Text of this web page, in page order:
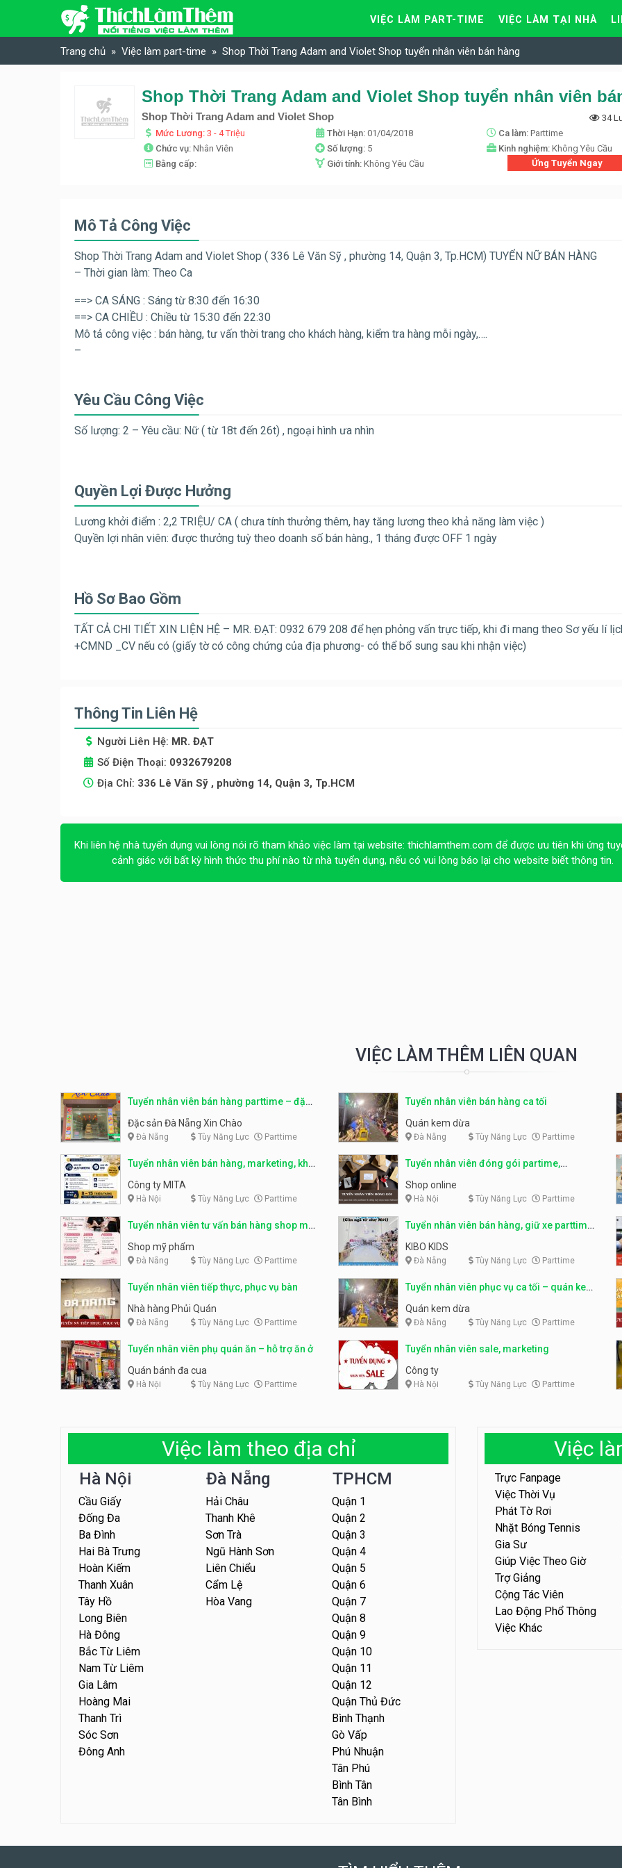
Skip to content
VIỆC LÀM PART-TIME VIỆC LÀM TẠI NHÀ
Trang chủ Việc làm part-time Shop Thời Trang Adam and Violet Shop tuyển nhân viên bán hàng
Shop Thời Trang Adam and Violet Shop
34
Mức Lương: 3 - 4 Triệu Thời Hạn: 01/04/2018 Ca làm: Parttime
Chức vụ: Nhân Viên Số lượng: 5 Kinh nghiệm: Không Yêu Cầu
Bằng cấp:
Giới tính: Không Yêu Cầu Ứng Tuyển Ngay
Mô Tả Công Việc
Shop Thời Trang Adam and Violet Shop ( 336 Lê Văn Sỹ , phường 14, Quận 3, Tp.HCM) TUYỂN NỮ BÁN HÀNG
– Thời gian làm: Theo Ca
==> CA SÁNG : Sáng từ 8:30 đến 16:30
==> CA CHIỀU : Chiều từ 15:30 đến 22:30
Mô tả công việc : bán hàng, tư vấn thời trang cho khách hàng, kiểm tra hàng mỗi ngày,….
–
Yêu Cầu Công Việc
Số lượng: 2 – Yêu cầu: Nữ ( từ 18t đến 26t) , ngoại hình ưa nhìn
Quyền Lợi Được Hưởng
Lương khởi điểm : 2,2 TRIỆU/ CA ( chưa tính thưởng thêm, hay tăng lương theo khả năng làm việc )
Quyền lợi nhân viên: được thưởng tuỳ theo doanh số bán hàng., 1 tháng được OFF 1 ngày
Hồ Sơ Bao Gồm
TẤT CẢ CHI TIẾT XIN LIỆN HỆ – MR. ĐẠT: 0932 679 208 để hẹn phỏng vấn trực tiếp, khi đi mang theo Sơ yếu lí
+CMND _CV nếu có (giấy tờ có công chứng của địa phương- có thể bổ sung sau khi nhận việc)
Thông Tin Liên Hệ
Người Liên Hệ: MR. ĐẠT
Số Điện Thoại: 0932679208
Địa Chỉ: 336 Lê Văn Sỹ , phường 14, Quận 3, Tp.HCM
Khi liên hệ nhà tuyển dụng vui lòng nói rõ tham khảo việc làm tại website: thichlamthem.com để được ưu tiên khi ứng
cảnh giác với bất kỳ hình thức thu phí nào từ nhà tuyển dụng, nếu có vui lòng báo lại cho website biết thông tin.
VIỆC LÀM THÊM LIÊN QUAN
Tuyển nhân viên bán hàng parttime – đặc
sản Đà Nẵng
Đặc sản Đà Nẵng Xin Chào
Đà Nẵng Tùy Năng Lực Parttime
Tuyển nhân viên bán hàng ca tối
Quán kem dừa
Đà Nẵng Tùy Năng Lực Parttime
Tuyển nhân viên bán hàng, marketing, kho
– parttime, fulltime
Công ty MITA
Hà Nội Tùy Năng Lực Parttime
Tuyển nhân viên đóng gói partime,
fulltime
Shop online
Hà Nội Tùy Năng Lực Parttime
Tuyển nhân viên tư vấn bán hàng shop mỹ
phẩm
Shop mỹ phẩm
Đà Nẵng Tùy Năng Lực Parttime
Tuyển nhân viên bán hàng, giữ xe parttime
– Kibo Kid
KIBO KIDS
Đà Nẵng Tùy Năng Lực Parttime
Tuyển nhân viên tiếp thực, phục vụ bàn
Nhà hàng Phủi Quán
Đà Nẵng Tùy Năng Lực Parttime
Tuyển nhân viên phục vụ ca tối – quán kem
dừa
Quán kem dừa
Đà Nẵng Tùy Năng Lực Parttime
Tuyển nhân viên phụ quán ăn – hỗ trợ ăn ở
Quán bánh đa cua
Hà Nội Tùy Năng Lực Parttime
Tuyển nhân viên sale, marketing
Công ty
Hà Nội Tùy Năng Lực Parttime
Việc làm theo địa chỉ
Hà Nội
Cầu Giấy
Đống Đa
Ba Đình
Hai Bà Trưng
Hoàn Kiếm
Thanh Xuân
Tây Hồ
Long Biên
Hà Đông
Bắc Từ Liêm
Nam Từ Liêm
Gia Lâm
Hoàng Mai
Thanh Trì
Sóc Sơn
Đông Anh
Đà Nẵng
Hải Châu
Thanh Khê
Sơn Trà
Ngũ Hành Sơn
Liên Chiểu
Cẩm Lệ
Hòa Vang
TPHCM
Quận 1
Quận 2
Quận 3
Quận 4
Quận 5
Quận 6
Quận 7
Quận 8
Quận 9
Quận 10
Quận 11
Quận 12
Quận Thủ Đức
Bình Thạnh
Gò Vấp
Phú Nhuận
Tân Phú
Bình Tân
Tân Bình
Việc
Trực Fanpage
Việc Thời Vụ
Phát Tờ Rơi
Nhặt Bóng Tennis
Gia Sư
Giúp Việc Theo Giờ
Trợ Giảng
Cộng Tác Viên
Lao Động Phổ Thông
Việc Khác